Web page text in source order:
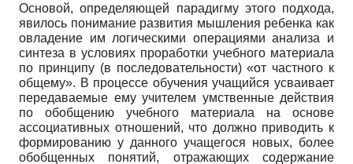
Основой, определяющей парадигму этого подхода,
явилось понимание развития мышления ребенка как
овладение им логическими операциями анализа и
синтеза в условиях проработки учебного материала
по принципу (в последовательности) «от частного к
общему». В процессе обучения учащийся усваивает
передаваемые ему учителем умственные действия
по обобщению учебного материала на основе
ассоциативных отношений, что должно приводить к
формированию у данного учащегося новых, более
обобщенных понятий, отражающих содержание